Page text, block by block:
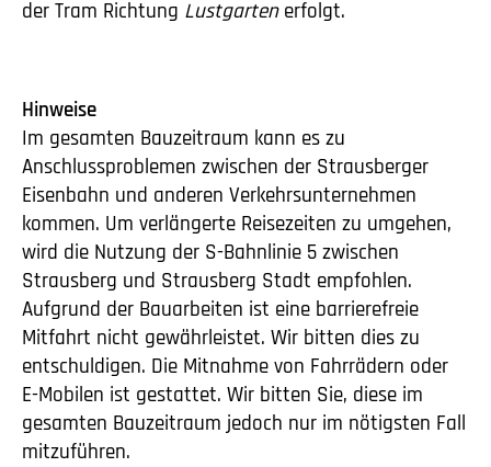
der Tram Richtung Lustgartenerfolgt.
Hinweise
Im gesamten Bauzeitraum kann es zu
Anschlussproblemen zwischen der Strausberger
Eisenbahn und anderen Verkehrsunternehmen
kommen. Um verlängerte Reisezeiten zu umgehen,
wird die Nutzung der S-Bahnlinie 5 zwischen
Strausberg und Strausberg Stadt empfohlen.
Aufgrund der Bauarbeiten ist eine barrierefreie
Mitfahrt nicht gewährleistet. Wir bitten dies zu
entschuldigen. Die Mitnahme von Fahrrädern oder
E-Mobilen ist gestattet. Wir bitten Sie, diese im
gesamten Bauzeitraum jedoch nur im nötigsten Fall
mitzuführen.